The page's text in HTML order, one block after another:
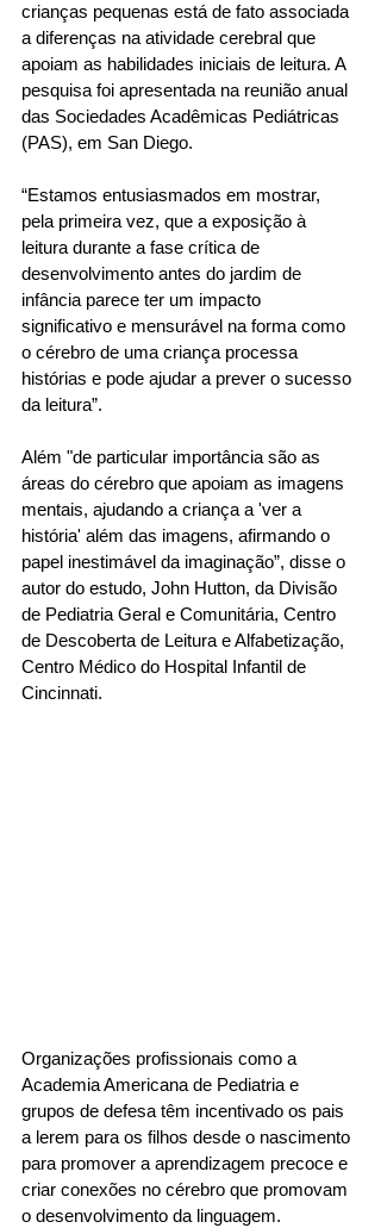
crianças pequenas está de fato associada
a diferenças na atividade cerebral que
apoiam as habilidades iniciais de leitura. A
pesquisa foi apresentada na reunião anual
das Sociedades Acadêmicas Pediátricas
(PAS), em San Diego.
“Estamos entusiasmados em mostrar,
pela primeira vez, que a exposição à
leitura durante a fase crítica de
desenvolvimento antes do jardim de
infância parece ter um impacto
significativo e mensurável na forma como
o cérebro de uma criança processa
histórias e pode ajudar a prever o sucesso
da leitura”.
Além "de particular importância são as
áreas do cérebro que apoiam as imagens
mentais, ajudando a criança a 'ver a
história' além das imagens, afirmando o
papel inestimável da imaginação”, disse o
autor do estudo, John Hutton, da Divisão
de Pediatria Geral e Comunitária, Centro
de Descoberta de Leitura e Alfabetização,
Centro Médico do Hospital Infantil de
Cincinnati.
Organizações profissionais como a
Academia Americana de Pediatria e
grupos de defesa têm incentivado os pais
a lerem para os filhos desde o nascimento
para promover a aprendizagem precoce e
criar conexões no cérebro que promovam
o desenvolvimento da linguagem.